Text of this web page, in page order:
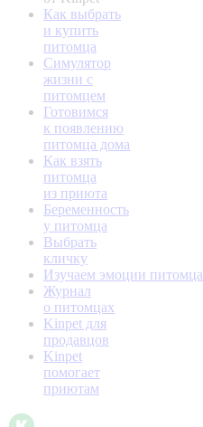
Как выбрать
и купить
питомца
Симулятор
жизни с
питомцем
Готовимся
к появлению
питомца дома
Как взять
питомца
из приюта
Беременность
у питомца
Выбрать
кличку
Изучаем эмоции питомца
Журнал
о питомцах
Kinpet для
продавцов
Kinpet
помогает
приютам